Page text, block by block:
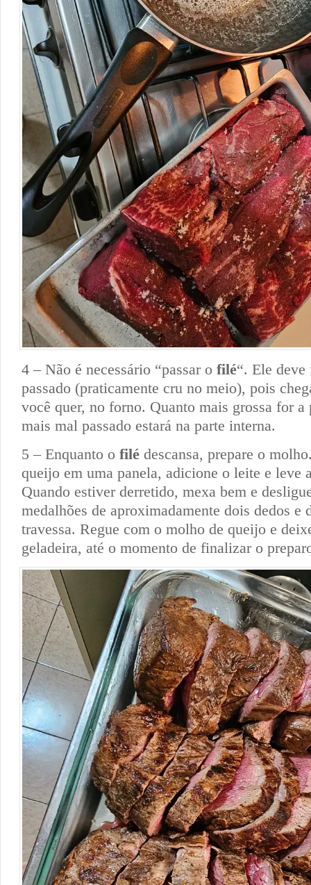
4 – Não é necessário “passar o filé“. Ele
passado (praticamente cru no meio), pois
você quer, no forno. Quanto mais grossa for a
mais mal passado estará na parte interna.
5 – Enquanto o filé descansa, prepare o
queijo em uma panela, adicione o leite e leve
Quando estiver derretido, mexa bem e
medalhões de aproximadamente dois dedos e
travessa. Regue com o molho de queijo e
geladeira, até o momento de finalizar o